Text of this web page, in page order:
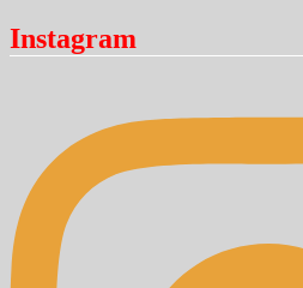
Instagram